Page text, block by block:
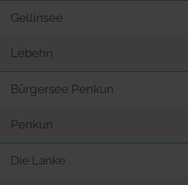
Gellinsee
Lebehn
Bürgersee Penkun
Penkun
Die Lanke